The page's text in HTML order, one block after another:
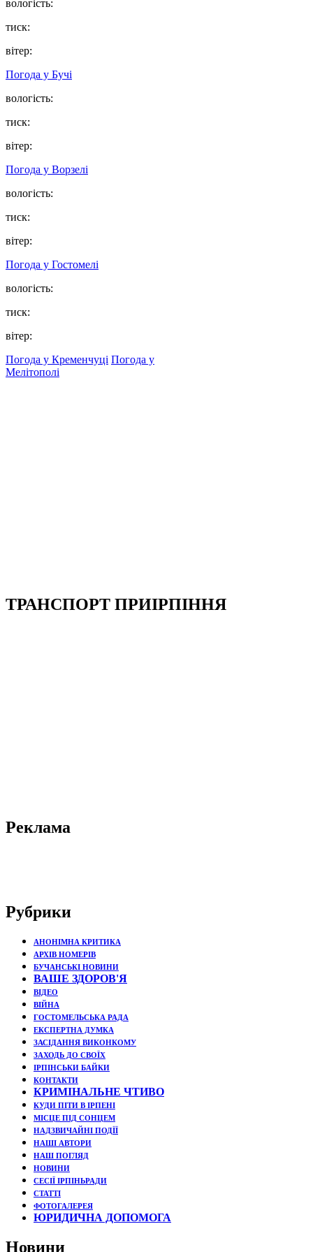
вологість:
тиск:
вітер:
Погода у Бучі
вологість:
тиск:
вітер:
Погода у Ворзелі
вологість:
тиск:
вітер:
Погода у Гостомелі
вологість:
тиск:
вітер:
Погода у Кременчуці Погода у
Мелітополі
ТРАНСПОРТ ПРИІРПІННЯ
Реклама
Рубрики
АНОНІМНА КРИТИКА
АРХІВ НОМЕРІВ
БУЧАНСЬКІ НОВИНИ
ВАШЕ ЗДОРОВ'Я
ВІДЕО
ВІЙНА
ГОСТОМЕЛЬСЬКА РАДА
ЕКСПЕРТНА ДУМКА
ЗАСІДАННЯ ВИКОНКОМУ
ЗАХОДЬ ДО СВОЇХ
ІРПІНСЬКИ БАЙКИ
КОНТАКТИ
КРИМІНАЛЬНЕ ЧТИВО
КУДИ ПІТИ В ІРПЕНІ
МІСЦЕ ПІД СОНЦЕМ
НАДЗВИЧАЙНІ ПОДЇЇ
НАШІ АВТОРИ
НАШ ПОГЛЯД
НОВИНИ
СЕСІЇ ІРПІНЬРАДИ
СТАТТІ
ФОТОГАЛЕРЕЯ
ЮРИДИЧНА ДОПОМОГА
Новини